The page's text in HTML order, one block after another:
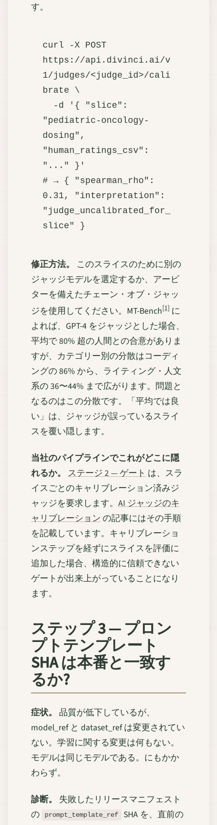
す。
curl -X POST
https://api.divinci.ai/v
1/judges/<judge_id>/cali
brate \
"pediatric-oncology-
dosing",
"human_ratings_csv":
"..." }'
# → { "spearman_rho":
0.31, "interpretation":
"judge_uncalibrated_for_
修正方法。
このスライスのために別の
ジャッジモデルを選定するか、アービ
ターを備えたチェーン・オブ・ジャッ
ジを使用してください。MT-Bench[1] に
よれば、GPT-4 をジャッジとした場合、
平均で 80% 超の人間との合意がありま
すが、カテゴリー別の分散はコーディ
ングの 86% から、ライティング・人文
系の 36〜44% まで広がります。問題と
なるのはこの分散です。「平均では良
い」は、ジャッジが誤っているスライ
スを覆い隠します。
当社のパイプラインでこれがどこに隠
れるか。
ステージ 2 — ゲート は、スラ
イスごとのキャリブレーション済みジ
ャッジを要求します。 AI ジャッジのキ
ャリブレーション の記事にはその手順
を記載しています。キャリブレーショ
ンステップを経ずにスライスを評価に
追加した場合、構造的に信頼できない
ゲートが出来上がっていることになり
ます。
ステップ 3 — プロン
プトテンプレート
SHA は本番と一致す
るか?
症状。
品質が低下しているが、
model_ref と dataset_ref は変更されてい
ない。学習に関する変更は何もない。
モデルは同じモデルである。にもかか
わらず。
診断。
失敗したリリースマニフェスト
の
prompt_template_ref
SHA を、直前の